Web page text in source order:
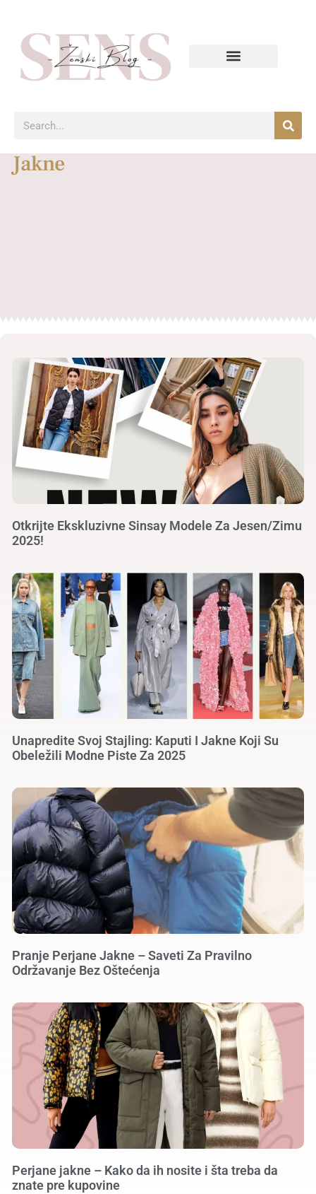
Jakne
Otkrijte Ekskluzivne Sinsay Modele Za Jesen/Zimu
2025!
Unapredite Svoj Stajling: Kaputi I Jakne Koji Su
Obeležili Modne Piste Za 2025
Pranje Perjane Jakne – Saveti Za Pravilno
Održavanje Bez Oštećenja
Perjane jakne – Kako da ih nosite i šta treba da
znate pre kupovine